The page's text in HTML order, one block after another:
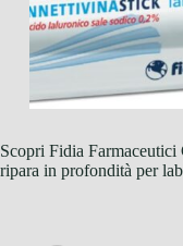
Scopri Fidia
ripara in profondità per